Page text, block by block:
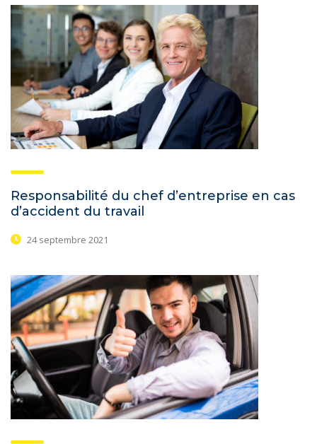
Responsabilité du chef d’entreprise en cas
d’accident du travail
24 septembre 2021